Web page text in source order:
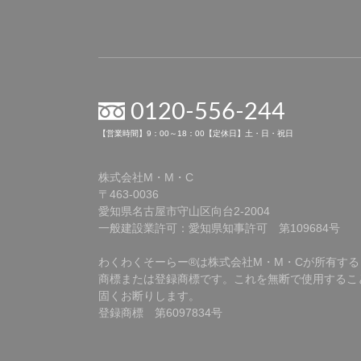
0120-556-244
【営業時間】9：00～18：00【定休日】土・日・祝日
株式会社M・M・C
〒463-0036
愛知県名古屋市守山区向台2-2004
一般建設業許可：愛知県知事許可 第109684号
わくわくそーらー®は株式会社M・M・Cが所有する
商標または登録商標です。これを無断で使用するこ
固くお断りします。
登録商標 第6097834号